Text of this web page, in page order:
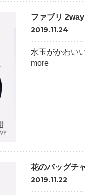
ファブリ
2019.11.24
水玉がかわい
more
花のバッグチ
2019.11.22